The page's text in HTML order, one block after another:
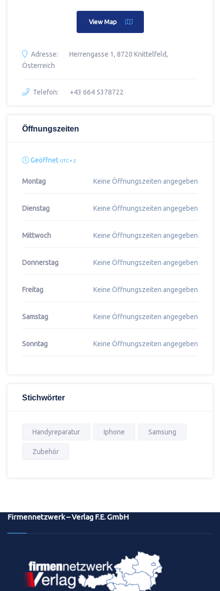
View Map
Adresse:
Herrengasse 1, 8720 Knittelfeld,
Österreich
Telefon: +43 664 5378722
Öffnungszeiten
Geöffnet UTC + 2
Montag Keine Öffnungszeiten angegeben
Dienstag Keine Öffnungszeiten angegeben
Mittwoch Keine Öffnungszeiten angegeben
Donnerstag Keine Öffnungszeiten angegeben
Freitag Keine Öffnungszeiten angegeben
Samstag Keine Öffnungszeiten angegeben
Sonntag Keine Öffnungszeiten angegeben
Stichwörter
Handyreparatur Iphone Samsung
Zubehör
Firmennetzwerk – Verlag F.E. GmbH